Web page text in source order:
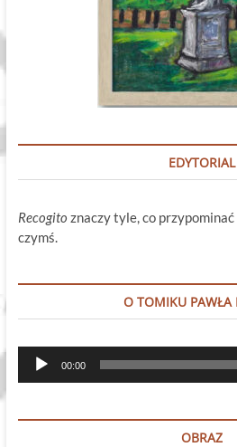
EDYTORIAL
Recogito znaczy tyle, co
czymś.
O TOMIKU PAWŁA
Odtwarzacz
plików
00:00
OBRAZ